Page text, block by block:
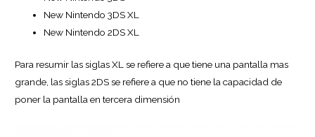
New Nintendo 3DS XL
New Nintendo 2DS XL
Para resumir las siglas XL se refiere a que tiene una pantalla mas
grande, las siglas 2DS se refiere a que no tiene la capacidad de
poner la pantalla en tercera dimensión